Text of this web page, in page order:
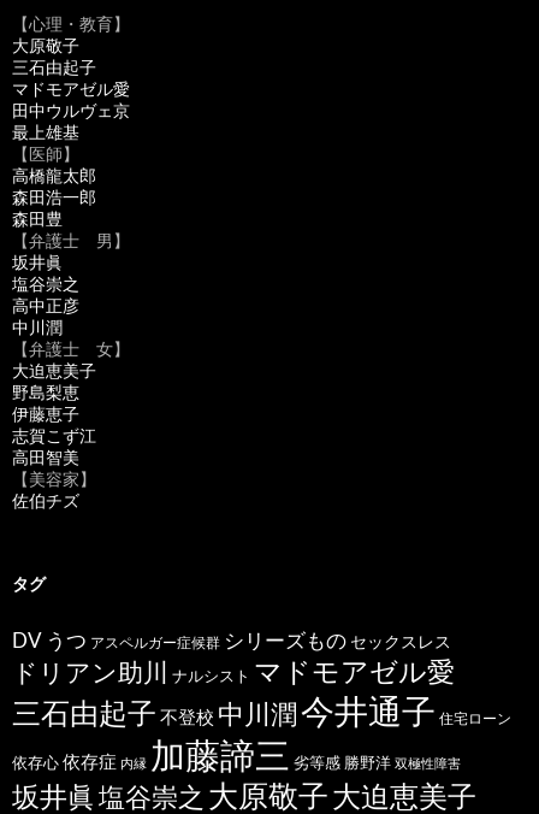
【心理・教育】
大原敬子
三石由起子
マドモアゼル愛
田中ウルヴェ京
最上雄基
【医師】
高橋龍太郎
森田浩一郎
森田豊
【弁護士 男】
坂井眞
塩谷崇之
高中正彦
中川潤
【弁護士 女】
大迫恵美子
野島梨恵
伊藤恵子
志賀こず江
高田智美
【美容家】
佐伯チズ
タグ
DV うつ アスペルガー症候群 シリーズもの セックスレス
ドリアン助川 ナルシスト マドモアゼル愛
三石由起子 不登校 中川潤今井通子 住宅ローン
依存心依存症 内縁 加藤諦三 劣等感 勝野洋 双極性障害
坂井眞塩谷崇之 大原敬子大迫恵美子